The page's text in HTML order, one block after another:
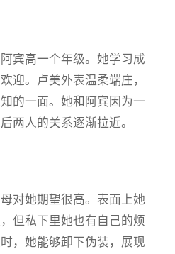
宾高一个年级。她学习成
迎。卢美外表温柔端庄，
的一面。她和阿宾因为一
两人的关系逐渐拉近。
对她期望很高。表面上她
但私下里她也有自己的烦
，她能够卸下伪装，展现